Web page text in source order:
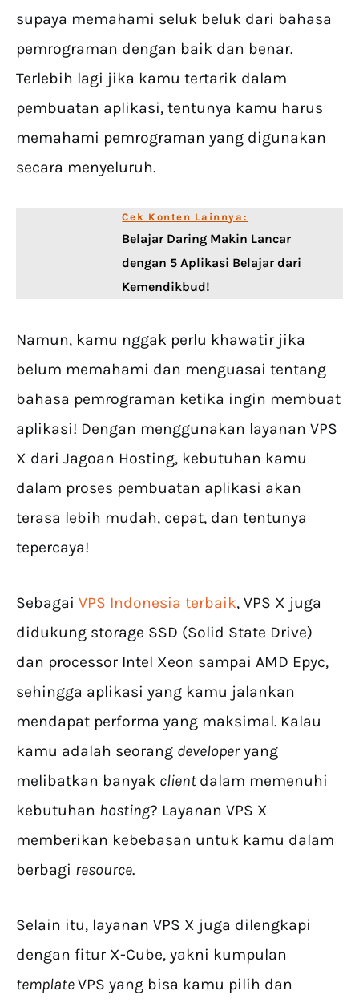
supaya memahami seluk beluk dari bahasa
pemrograman dengan baik dan benar.
Terlebih lagi jika kamu tertarik dalam
pembuatan aplikasi, tentunya kamu harus
memahami pemrograman yang digunakan
secara menyeluruh.
Cek Konten Lainnya:
Belajar Daring Makin Lancar
dengan 5 Aplikasi Belajar dari
Kemendikbud!
Namun, kamu nggak perlu khawatir jika
belum memahami dan menguasai tentang
bahasa pemrograman ketika ingin membuat
aplikasi! Dengan menggunakan layanan VPS
X dari Jagoan Hosting, kebutuhan kamu
dalam proses pembuatan aplikasi akan
terasa lebih mudah, cepat, dan tentunya
tepercaya!
Sebagai VPS Indonesia terbaik, VPS X juga
didukung storage SSD (Solid State Drive)
dan processor Intel Xeon sampai AMD Epyc,
sehingga aplikasi yang kamu jalankan
mendapat performa yang maksimal. Kalau
kamu adalah seorang developer yang
melibatkan banyak client dalam memenuhi
kebutuhan hosting? Layanan VPS X
memberikan kebebasan untuk kamu dalam
berbagi resource.
Selain itu, layanan VPS X juga dilengkapi
dengan fitur X-Cube, yakni kumpulan
templateVPS yang bisa kamu pilih dan